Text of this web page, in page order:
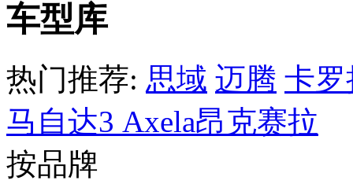
车型库
热门推荐: 思域 迈腾 卡罗
马自达3 Axela昂克赛拉
按品牌